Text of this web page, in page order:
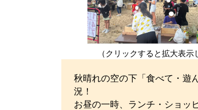
（クリックすると拡大表示
秋晴れの空の下「食べて・遊
況！
お昼の一時、ランチ・ショッ